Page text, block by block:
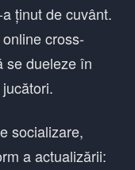
ținut de cuvânt.
cross-
se dueleze în
socializare,
a actualizării: